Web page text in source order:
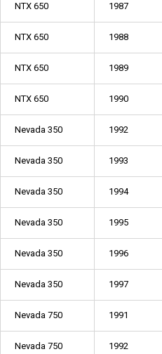
NTX 650 1987
NTX 650 1988
NTX 650 1989
NTX 650 1990
Nevada 350 1992
Nevada 350 1993
Nevada 350 1994
Nevada 350 1995
Nevada 350 1996
Nevada 350 1997
Nevada 750 1991
Nevada 750 1992